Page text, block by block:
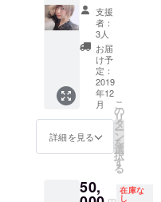
※リター
ンは、
2020年
2月〜5
月まで
ご対応
可能で
す！
ンは、
2020年
2月〜5
月まで
ご対応
可能で
す！
ら一つ
お選び
下さい
ませ！
※現地集
合現地
解散 ※
日本橋
巡り・
サーモ
ン飲食
キャス
ト分の
コース
カラオ
ケでブ
チ上が
う！・
目指せ
うどん
職人
（エ
ミュリ
ボン貸
切）・
マス
ター・
支援
者：
3人
お届
け予
定：
2019
年12
月
詳細を見る
こ
の
リ
タ
ー
ン
を
選
択
す
る
50, 在庫な
し